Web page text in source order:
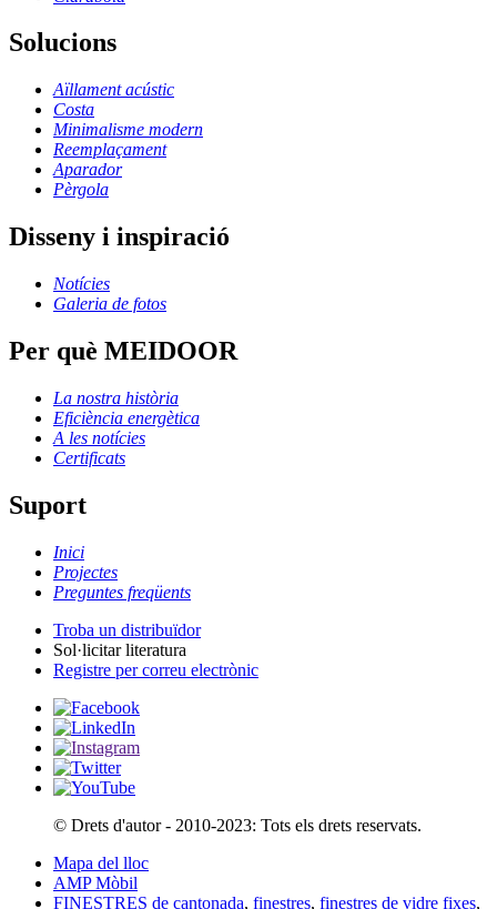
Solucions
Aïllament acústic
Costa
Minimalisme modern
Reemplaçament
Aparador
Pèrgola
Disseny i inspiració
Notícies
Galeria de fotos
Per què MEIDOOR
La nostra història
Eficiència energètica
A les notícies
Certificats
Suport
Inici
Projectes
Preguntes freqüents
Troba un distribuïdor
Sol·licitar literatura
Registre per correu electrònic
© Drets d'autor - 2010-2023: Tots els drets reservats.
Mapa del lloc
AMP Mòbil
FINESTRES de cantonada, finestres, finestres de vidre fixes,